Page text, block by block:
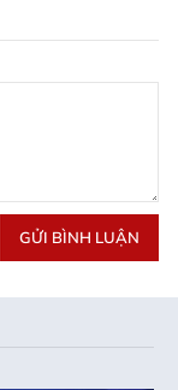
GỬI BÌNH LUẬN